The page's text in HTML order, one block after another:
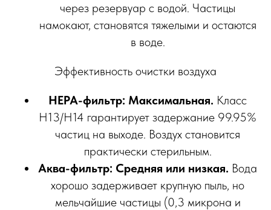
через резервуар с водой. Частицы
намокают, становятся тяжелыми и остаются
в воде.
Эффективность очистки воздуха
HEPA-фильтр: Максимальная. Класс
H13/H14 гарантирует задержание 99.95%
частиц на выходе. Воздух становится
практически стерильным.
Аква-фильтр: Средняя или низкая. Вода
хорошо задерживает крупную пыль, но
мельчайшие частицы (0,3 микрона и